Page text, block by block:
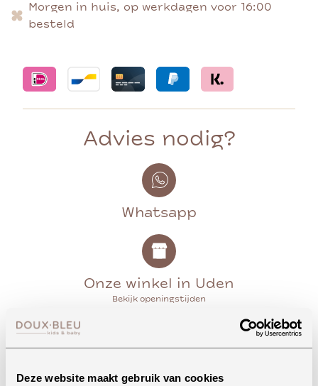
Deze website maakt gebruik van cookies
Morgen in huis, op werkdagen voor 16:00
besteld
Advies nodig?
Whatsapp
Onze winkel in Uden
Bekijk openingstijden